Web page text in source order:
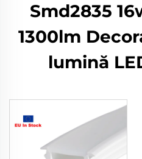
Smd2835
1300lm
lumină